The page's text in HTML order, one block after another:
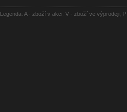
Legenda: A - zboží v akci, V - zboží ve výprodeji,